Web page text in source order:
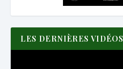
LES DERNIÈRES VIDÉOS